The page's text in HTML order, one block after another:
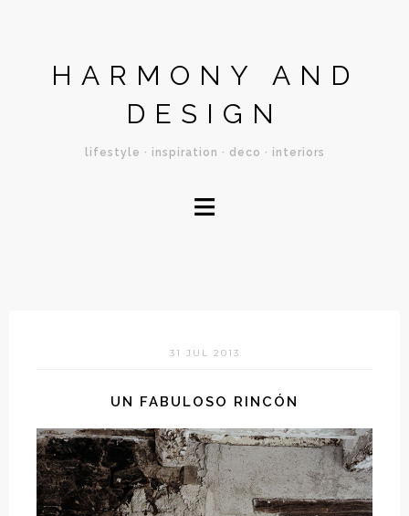
HARMONY AND
DESIGN
lifestyle · inspiration · deco · interiors
≡
31 JUL 2013
UN FABULOSO RINCÓN